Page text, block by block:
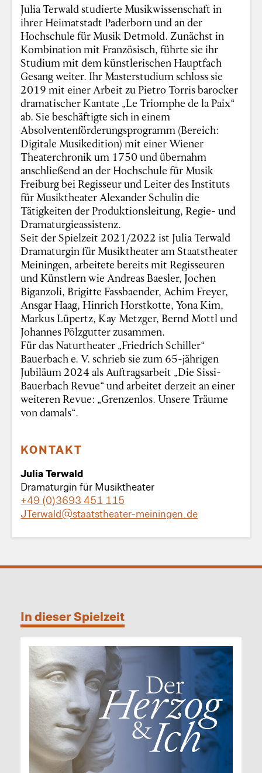
Julia Terwald studierte Musikwissenschaft in
ihrer Heimatstadt Paderborn und an der
Hochschule für Musik Detmold. Zunächst in
Kombination mit Französisch, führte sie ihr
Studium mit dem künstlerischen Hauptfach
Gesang weiter. Ihr Masterstudium schloss sie
2019 mit einer Arbeit zu Pietro Torris barocker
dramatischer Kantate „Le Triomphe de la Paix“
ab. Sie beschäftigte sich in einem
Absolventenförderungsprogramm (Bereich:
Digitale Musikedition) mit einer Wiener
Theaterchronik um 1750 und übernahm
anschließend an der Hochschule für Musik
Freiburg bei Regisseur und Leiter des Instituts
für Musiktheater Alexander Schulin die
Tätigkeiten der Produktionsleitung, Regie- und
Dramaturgieassistenz.
Seit der Spielzeit 2021/2022 ist Julia Terwald
Dramaturgin für Musiktheater am Staatstheater
Meiningen, arbeitete bereits mit Regisseuren
und Künstlern wie Andreas Baesler, Jochen
Biganzoli, Brigitte Fassbaender, Achim Freyer,
Ansgar Haag, Hinrich Horstkotte, Yona Kim,
Markus Lüpertz, Kay Metzger, Bernd Mottl und
Johannes Pölzgutter zusammen.
Für das Naturtheater „Friedrich Schiller“
Bauerbach e. V. schrieb sie zum 65-jährigen
Jubiläum 2024 als Auftragsarbeit „Die Sissi-
Bauerbach Revue“ und arbeitet derzeit an einer
weiteren Revue: „Grenzenlos. Unsere Träume
von damals“.
KONTAKT
Julia Terwald
Dramaturgin für Musiktheater
+49 (0)3693 451 115
JTerwald@staatstheater-meiningen.de
In dieser Spielzeit